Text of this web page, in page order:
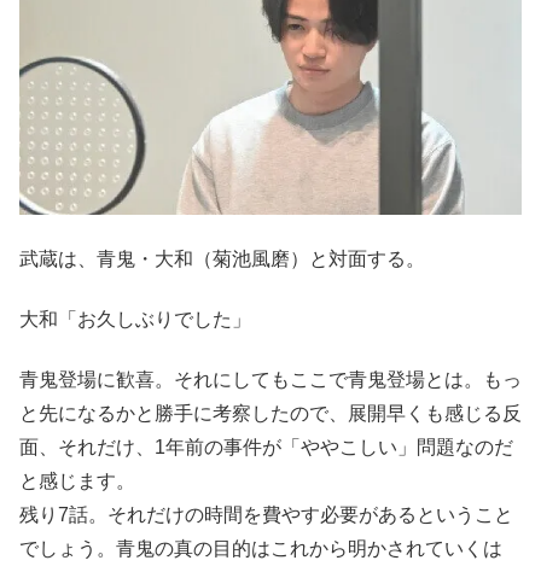
武蔵は、青鬼・大和（菊池風磨）と対面する。
大和「お久しぶりでした」
青鬼登場に歓喜。それにしてもここで青鬼登場とは。もっ
と先になるかと勝手に考察したので、展開早くも感じる反
面、それだけ、1年前の事件が「ややこしい」問題なのだ
と感じます。
残り7話。それだけの時間を費やす必要があるということ
でしょう。青鬼の真の目的はこれから明かされていくは